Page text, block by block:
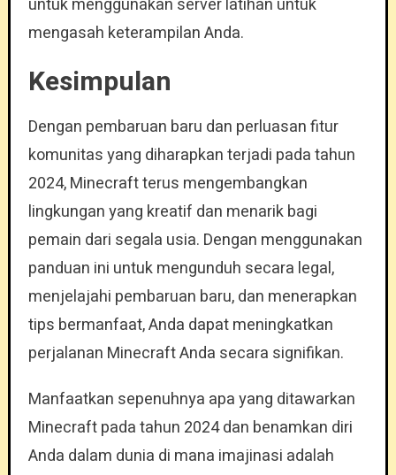
untuk menggunakan server latihan untuk
mengasah keterampilan Anda.
Kesimpulan
Dengan pembaruan baru dan perluasan fitur
komunitas yang diharapkan terjadi pada tahun
2024, Minecraft terus mengembangkan
lingkungan yang kreatif dan menarik bagi
pemain dari segala usia. Dengan menggunakan
panduan ini untuk mengunduh secara legal,
menjelajahi pembaruan baru, dan menerapkan
tips bermanfaat, Anda dapat meningkatkan
perjalanan Minecraft Anda secara signifikan.
Manfaatkan sepenuhnya apa yang ditawarkan
Minecraft pada tahun 2024 dan benamkan diri
Anda dalam dunia di mana imajinasi adalah